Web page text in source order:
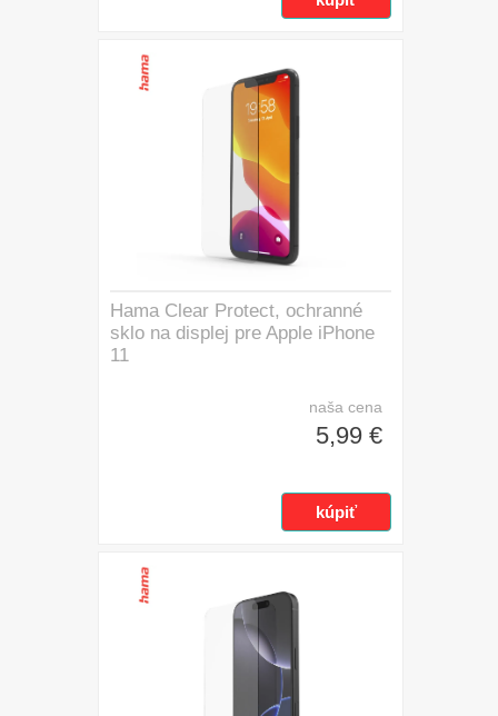
Hama Clear Protect, ochranné
sklo na displej pre Apple iPhone
11
naša cena
5,99 €